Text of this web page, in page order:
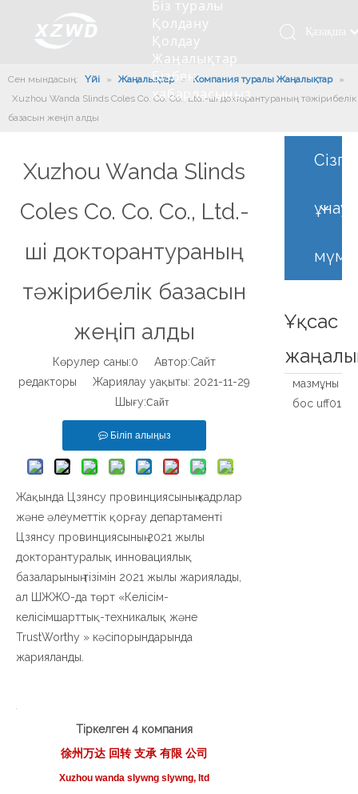
Кесетін төсеу
Біз туралы
Компания туралы мәлімет
Өндірістік қуаты
Сынақ жабдығы
Қолдану
Инженерлік машиналар
Толтыру машинасы
Пісіру роботы
Автоматты орнату сызығы
Паллетизация роботтары
Қолдау
Мойынтіректерді орнату
Тіректің тозуы
Өндіріс
Жаңалықтар
Ұзындығы сақина
Компанияның мәдениеті
Өнеркәсіп жаңалықтары
Бізбен
хабарласыңыз
Қазақша
Türk dili
Tiếng Việt
Português
Pусский
Сен мындасың: Үйі » Жаңалықтар » Компания туралы Жаңалықтар
»
Xuzhou Wanda Slinds Coles Co. Co. Co., Ltd.-ші докторантураның тәжірибелік
базасын жеңіп алды
Xuzhou Wanda Slinds
Coles Co. Co. Co., Ltd.-
ші докторантураның
тәжірибелік базасын
жеңіп алды
Көрулер саны:0 Автор:Сайт
редакторы Жариялау уақыты: 2021-11-29
Шығу:Сайт
Біліп алыңыз
Жақында Цзянсу провинциясының кадрлар
және әлеуметтік қорғау департаменті
Цзянсу провинциясының 2021 жылы
докторантуралық инновациялық
базаларының тізімін 2021 жылы жариялады,
ал ШЖЖО-да төрт «Келісім-
келісімшарттық-техникалық және
TrustWorthy » кәсіпорындарында
жарияланды.
Тіркелген 4 компания
徐州万达 回转 支承 有限 公司
Xuzhou wanda slywng slywng, ltd
Сізге
Ұқсас
мазмұны
бос uff01